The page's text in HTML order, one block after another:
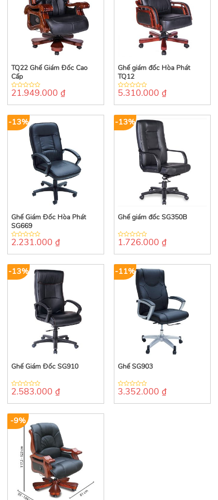
TQ22 Ghế Giám Đốc Cao
Cấp
0
of
21.949.000 ₫
Ghế giám đốc Hòa Phát
TQ12
0
of
5.310.000 ₫
-13%
Ghế Giám Đốc Hòa Phát
SG669
0
of
2.231.000 ₫
-13%
Ghế giám đốc SG350B
0
of
1.726.000 ₫
-13%
Ghế Giám Đốc SG910
0
of
2.583.000 ₫
-11%
Ghế SG903
0
of
3.352.000 ₫
-9%